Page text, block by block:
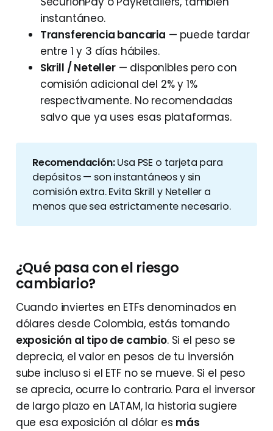
instantáneo.
Transferencia bancaria — puede tardar
entre 1 y 3 días hábiles.
Skrill / Neteller— disponibles pero con
comisión adicional del 2% y 1%
respectivamente. No recomendadas
salvo que ya uses esas plataformas.
Recomendación:Usa PSE o tarjeta para
depósitos — son instantáneos y sin
comisión extra. Evita Skrill y Neteller a
menos que sea estrictamente necesario.
¿Qué pasa con el riesgo
cambiario?
Cuando inviertes en ETFs denominados en
dólares desde Colombia, estás tomando
exposición al tipo de cambio. Si el peso se
deprecia, el valor en pesos de tu inversión
sube incluso si el ETF no se mueve. Si el peso
se aprecia, ocurre lo contrario. Para el inversor
de largo plazo en LATAM, la historia sugiere
que esa exposición al dólar es más